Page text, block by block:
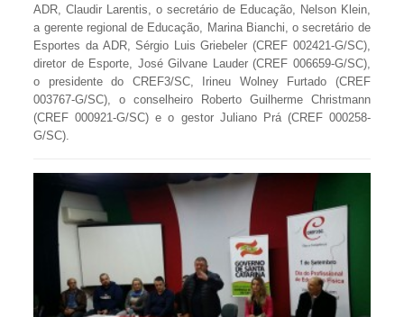
ADR, Claudir Larentis, o secretário de Educação, Nelson Klein,
a gerente regional de Educação, Marina Bianchi, o secretário de
Esportes da ADR, Sérgio Luis Griebeler (CREF 002421-G/SC),
diretor de Esporte, José Gilvane Lauder (CREF 006659-G/SC),
o presidente do CREF3/SC, Irineu Wolney Furtado (CREF
003767-G/SC), o conselheiro Roberto Guilherme Christmann
(CREF 000921-G/SC) e o gestor Juliano Prá (CREF 000258-
G/SC).